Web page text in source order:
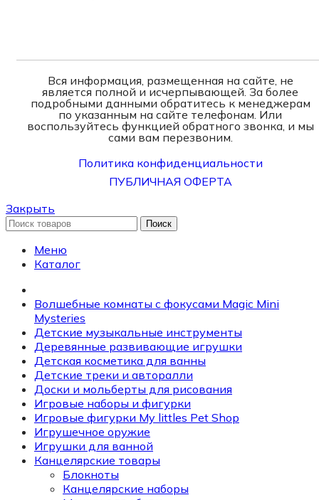
Вся информация, размещенная на сайте, не
является полной и исчерпывающей. За более
подробными данными обратитесь к менеджерам
по указанным на сайте телефонам. Или
воспользуйтесь функцией обратного звонка, и мы
сами вам перезвоним.
Политика конфиденциальности
ПУБЛИЧНАЯ ОФЕРТА
Закрыть
Поиск
Меню
Каталог
Волшебные комнаты с фокусами Magic Mini
Mysteries
Детские музыкальные инструменты
Деревянные развивающие игрушки
Детская косметика для ванны
Детские треки и авторалли
Доски и мольберты для рисования
Игровые наборы и фигурки
Игровые фигурки My littles Pet Shop
Игрушечное оружие
Игрушки для ванной
Канцелярские товары
Блокноты
Канцелярские наборы